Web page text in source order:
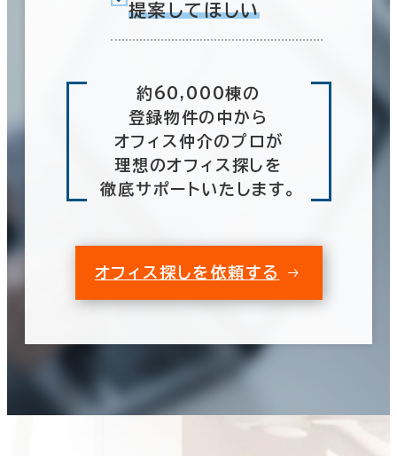
提案してほしい
約60,000棟の
登録物件の中から
オフィス仲介のプロが
理想のオフィス探しを
徹底サポートいたします。
オフィス探しを依頼する